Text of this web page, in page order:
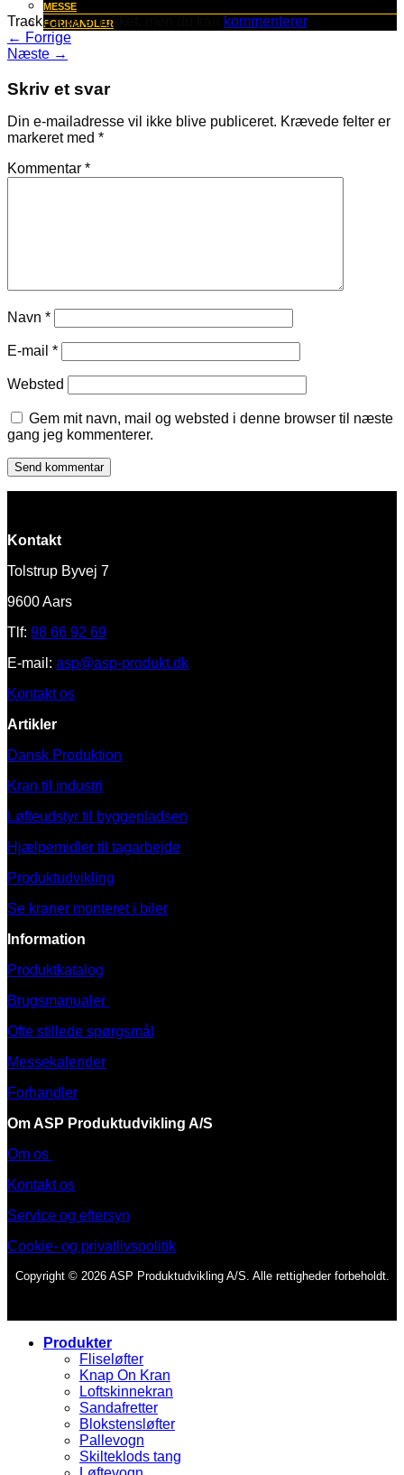
MESSE
FORHANDLER
Trackbacks er lukket, men du kan kommenterer.
← Forrige
Næste →
Skriv et svar
Din e-mailadresse vil ikke blive publiceret. Krævede felter er
markeret med *
Kommentar *
Navn *
E-mail *
Websted
Gem mit navn, mail og websted i denne browser til næste
gang jeg kommenterer.
Kontakt
Tolstrup Byvej 7
9600 Aars
Tlf: 98 66 92 69
E-mail: asp@asp-produkt.dk
Kontakt os
Artikler
Dansk Produktion
Kran til industri
Løfteudstyr til byggepladsen
Hjælpemidler til tagarbejde
Produktudvikling
Se kraner monteret i biler
Information
Produktkatalog
Brugsmanualer
Ofte stillede spørgsmål
Messekalender
Forhandler
Om ASP Produktudvikling A/S
Om os
Kontakt os
Service og eftersyn
Cookie- og privatlivspolitik
Copyright © 2026 ASP Produktudvikling A/S. Alle rettigheder forbeholdt.
Produkter
Fliseløfter
Knap On Kran
Loftskinnekran
Sandafretter
Blokstensløfter
Pallevogn
Skilteklods tang